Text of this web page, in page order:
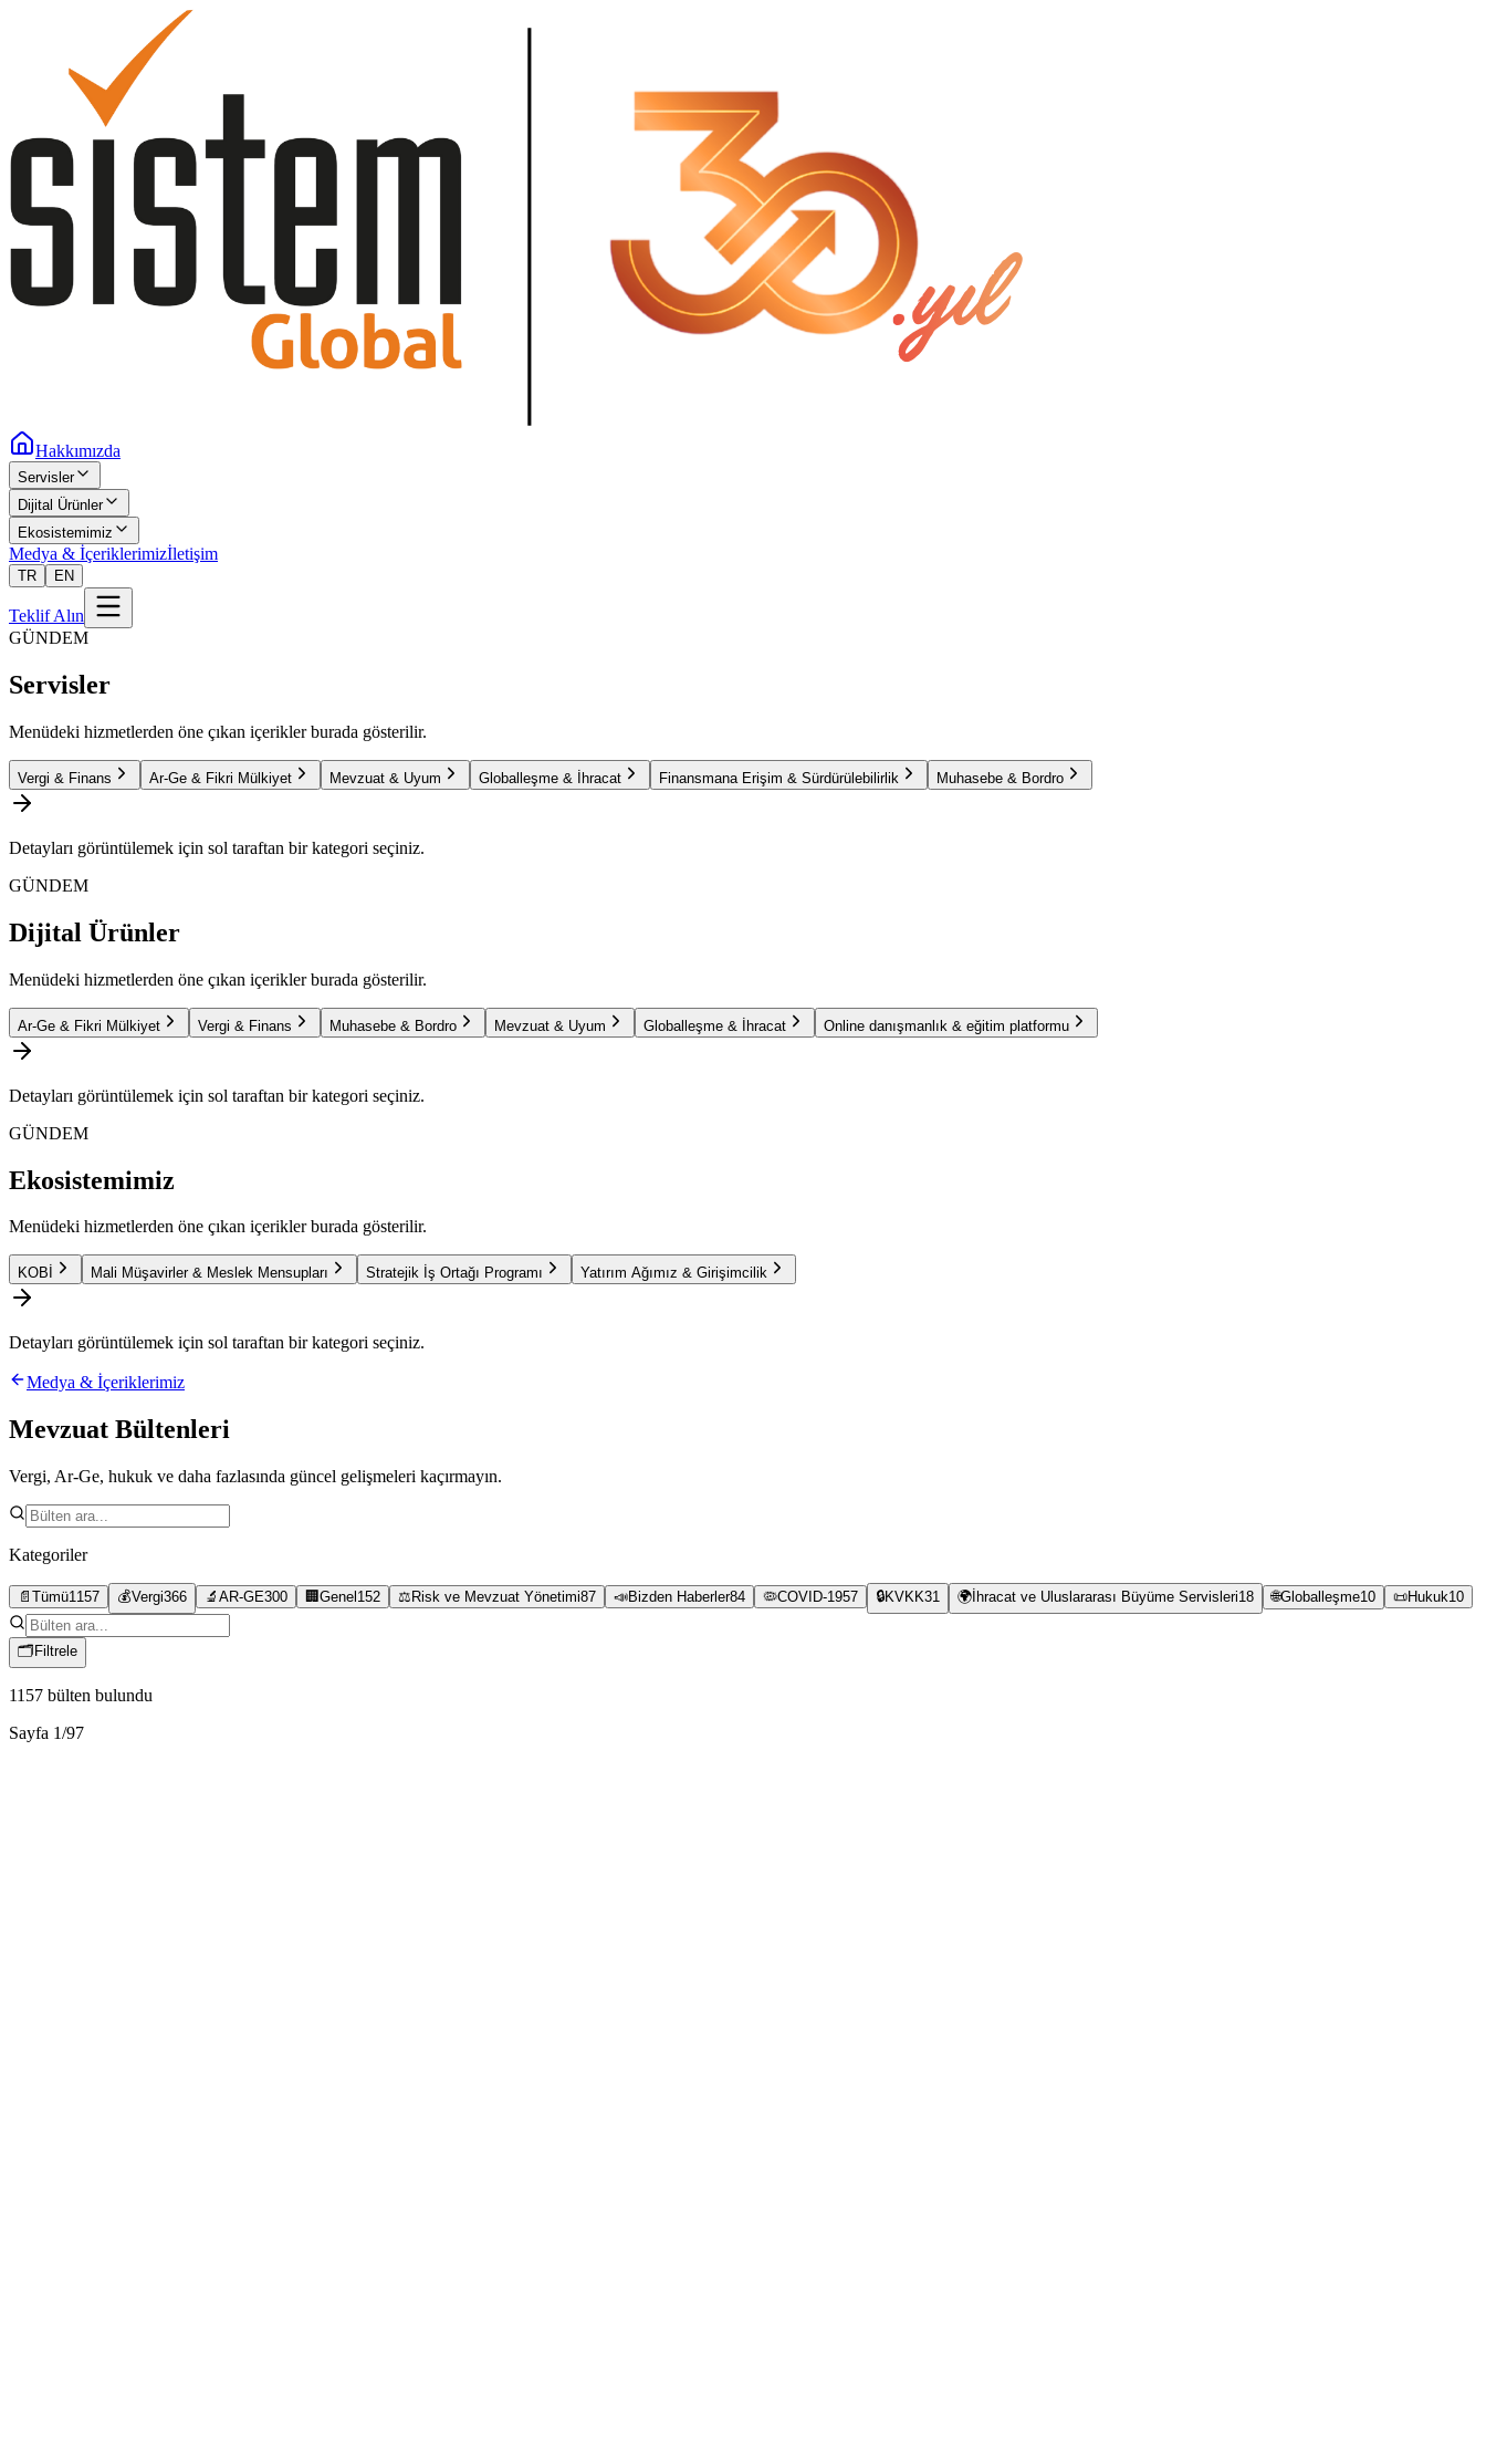
Hakkımızda
Servisler
Dijital Ürünler
Ekosistemimiz
Medya & İçeriklerimizİletişim
TR EN
Teklif Alın
GÜNDEM
Servisler
Menüdeki hizmetlerden öne çıkan içerikler burada gösterilir.
Vergi & Finans Ar-Ge & Fikri Mülkiyet Mevzuat & Uyum Globalleşme & İhracat Finansmana Erişim & Sürdürülebilirlik Muhasebe & Bordro
Detayları görüntülemek için sol taraftan bir kategori seçiniz.
GÜNDEM
Dijital Ürünler
Menüdeki hizmetlerden öne çıkan içerikler burada gösterilir.
Ar-Ge & Fikri Mülkiyet Vergi & Finans Muhasebe & Bordro Mevzuat & Uyum Globalleşme & İhracat Online danışmanlık & eğitim platformu
Detayları görüntülemek için sol taraftan bir kategori seçiniz.
GÜNDEM
Ekosistemimiz
Menüdeki hizmetlerden öne çıkan içerikler burada gösterilir.
KOBİ Mali Müşavirler & Meslek Mensupları Stratejik İş Ortağı Programı Yatırım Ağımız & Girişimcilik
Detayları görüntülemek için sol taraftan bir kategori seçiniz.
Medya & İçeriklerimiz
Mevzuat Bültenleri
Vergi, Ar-Ge, hukuk ve daha fazlasında güncel gelişmeleri kaçırmayın.
Kategoriler
📄 Tümü1157 💰Vergi366 🔬 AR-GE300 🏢 Genel 152 ⚖️ Risk ve Mevzuat Yönetimi87 📣Bizden Haberler84 🦠COVID-1957 🔒KVKK31 🌍 İhracat ve Uluslararası Büyüme Servisleri18 🌐Globalleşme10 📜Hukuk10
🗂 Filtrele
1157 bülten bulundu
Sayfa 1/97